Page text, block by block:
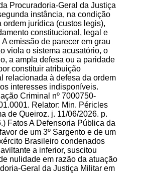
Procuradoria-Geral da Justiça
instância, na condição
ordem jurídica (custos legis),
constitucional, legal e
A emissão de parecer em grau
viola o sistema acusatório, o
a ampla defesa ou a paridade
constituir atribuição
relacionada à defesa da ordem
interesses indisponíveis.
Criminal nº 7000750-
Relator: Min. Péricles
de Queiroz. j. 11/06/2026. p.
Fatos A Defensoria Pública da
de um 3º Sargento e de um
Brasileiro condenados
a inferior, suscitou
nulidade em razão da atuação
Geral da Justiça Militar em